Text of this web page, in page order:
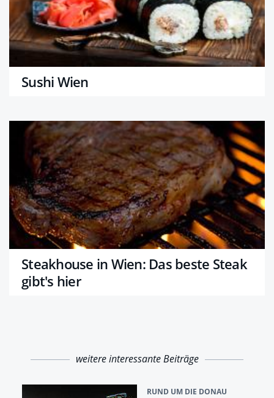
Sushi Wien
Steakhouse in Wien: Das beste Steak
gibt's hier
weitere interessante Beiträge
RUND UM DIE DONAU